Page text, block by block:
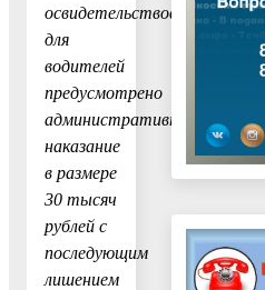
освидетельствования
для
водителей
предусмотрено
административное
наказание
в размере
30 тысяч
рублей с
последующим
лишением